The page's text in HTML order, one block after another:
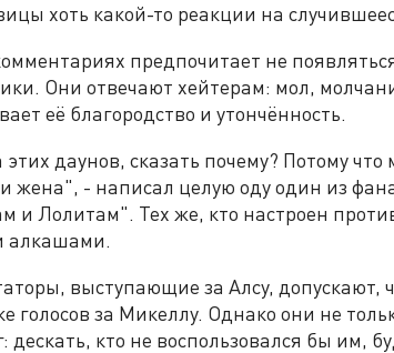
хоть какой-то реакции на
предпочитает не
Они отвечают хейтерам: мол,
её благородство и утончённость.
даунов, сказать почему? Потому
жена", - написал целую оду один из
и Лолитам". Тех же, кто настроен
алкашами.
выступающие за Алсу, допускают,
голосов за Микеллу. Однако они не
кто не воспользовался бы им,